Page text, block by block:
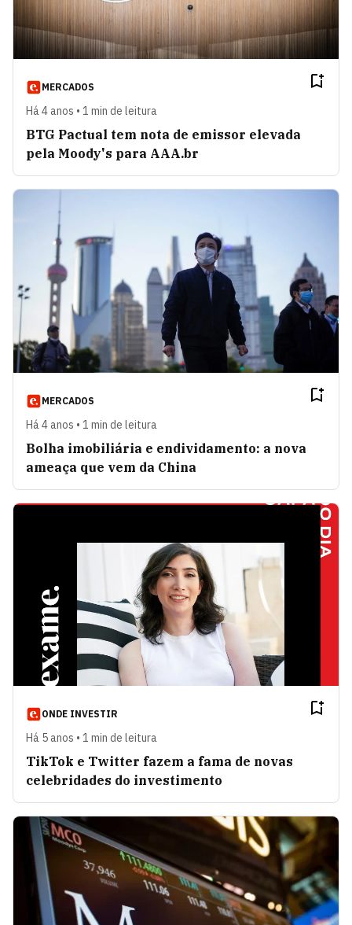
MERCADOS
Há 4 anos • 1 min de leitura
BTG Pactual tem nota de emissor elevada
pela Moody's para AAA.br
MERCADOS
Há 4 anos • 1 min de leitura
Bolha imobiliária e endividamento: a nova
ameaça que vem da China
ONDE INVESTIR
Há 5 anos • 1 min de leitura
TikTok e Twitter fazem a fama de novas
celebridades do investimento